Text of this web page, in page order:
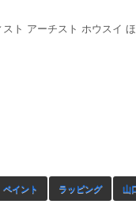
ト アーチスト ホウスイ
ペイント ラッピング 山